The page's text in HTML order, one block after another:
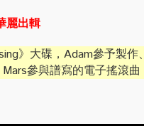
麗出輯
》大碟，Adam參予製
參與譜寫的電子搖滾